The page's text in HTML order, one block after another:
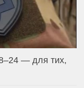
— для тих,